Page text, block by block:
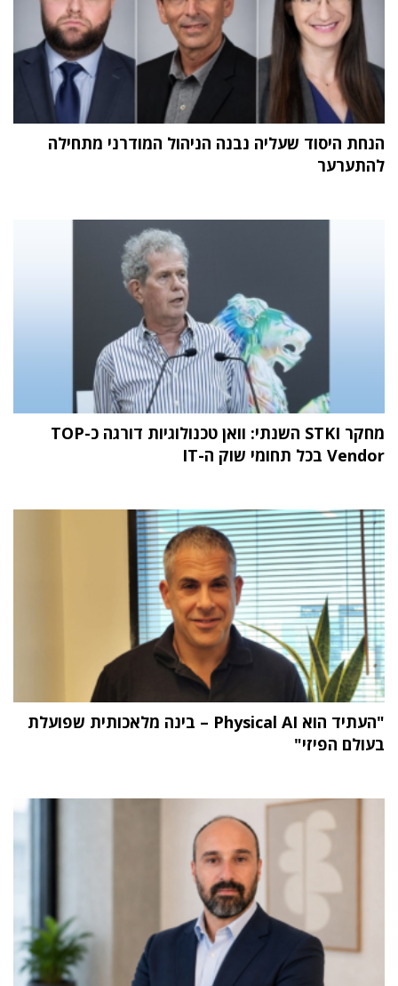
הנחת היסוד שעליה נבנה הניהול המודרני מתחילה
להתערער
מחקר STKI השנתי: וואן טכנולוגיות דורגה כ-TOP
Vendor בכל תחומי שוק ה-IT
"העתיד הוא Physical AI – בינה מלאכותית שפועלת
בעולם הפיזי"